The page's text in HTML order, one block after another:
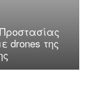
drones της